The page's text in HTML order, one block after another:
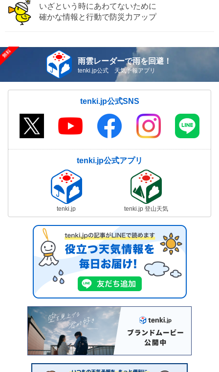
いざという時にあわてないために
確かな情報と行動で防災力アップ
雨雲レーダーで雨を回避！
tenki.jp公式 天気予報アプリ
tenki.jp公式SNS
tenki.jp公式アプリ
tenki.jp tenki.jp 登山天気